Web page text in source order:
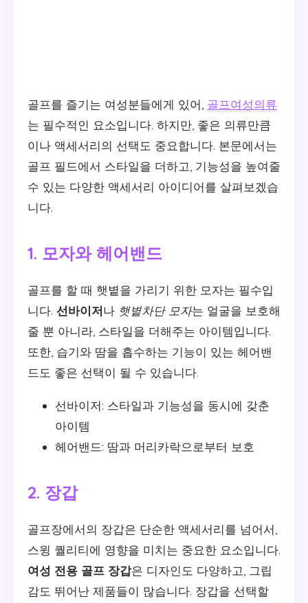
골프를 즐기는 여성분들에게 있어, 골프여성의류
는 필수적인 요소입니다. 하지만, 좋은 의류만큼
이나 액세서리의 선택도 중요합니다. 본문에서는
골프 필드에서 스타일을 더하고, 기능성을 높여줄
수 있는 다양한 액세서리 아이디어를 살펴보겠습
니다.
1. 모자와 헤어밴드
골프를 할 때 햇볕을 가리기 위한 모자는 필수입
니다. 선바이저나 햇볕차단 모자는 얼굴을 보호해
줄 뿐 아니라, 스타일을 더해주는 아이템입니다.
또한, 습기와 땀을 흡수하는 기능이 있는 헤어밴
드도 좋은 선택이 될 수 있습니다.
선바이저: 스타일과 기능성을 동시에 갖춘
아이템
헤어밴드: 땀과 머리카락으로부터 보호
2. 장갑
골프장에서의 장갑은 단순한 액세서리를 넘어서,
스윙 퀄리티에 영향을 미치는 중요한 요소입니다.
여성 전용 골프 장갑은 디자인도 다양하고, 그립
감도 뛰어난 제품들이 많습니다. 장갑을 선택할